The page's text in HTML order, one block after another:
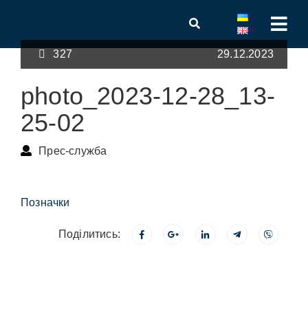
327 29.12.2023
photo_2023-12-28_13-
25-02
Прес-служба
Позначки
Поділитись: